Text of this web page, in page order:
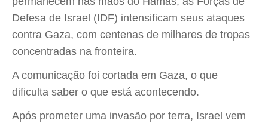
Defesa de Israel (IDF) intensificam seus ataques
contra Gaza, com centenas de milhares de tropas
concentradas na fronteira.
A comunicação foi cortada em Gaza, o que
dificulta saber o que está acontecendo.
Após prometer uma invasão por terra, Israel vem